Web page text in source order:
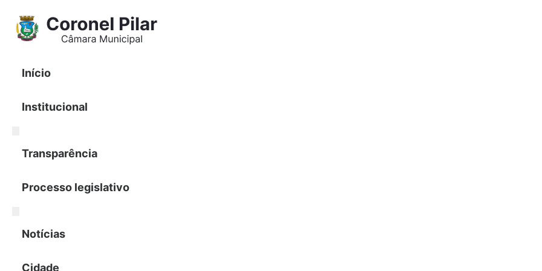
para
conteúdo
Início
Institucional
Transparência
Processo legislativo
Notícias
Cidade